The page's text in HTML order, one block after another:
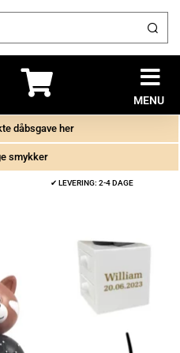
MENU
dåbsgave her
smykker
✔ LEVERING: 2-4 DAGE